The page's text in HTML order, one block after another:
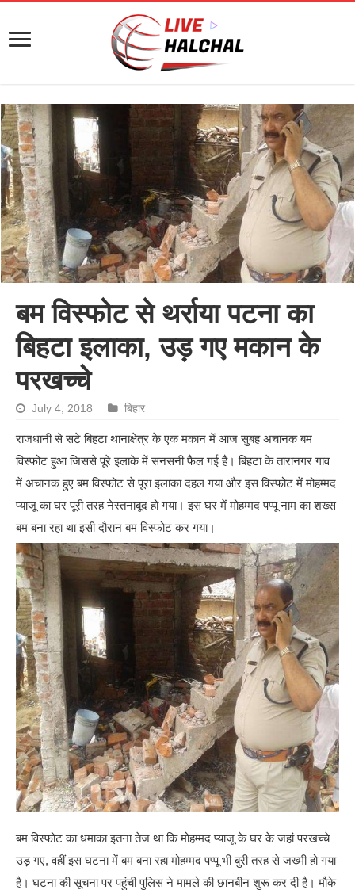
बम विस्फोट से थर्राया पटना का
बिहटा इलाका, उड़ गए मकान के
परखच्चे
July 4, 2018 बिहार
राजधानी से सटे बिहटा थानाक्षेत्र के एक मकान में आज सुबह अचानक बम
विस्फोट हुआ जिससे पूरे इलाके में सनसनी फैल गई है। बिहटा के तारानगर गांव
में अचानक हुए बम विस्फोट से पूरा इलाका दहल गया और इस विस्फोट में मोहम्मद
प्याजू का घर पूरी तरह नेस्तनाबूद हो गया। इस घर में मोहम्मद पप्पू नाम का शख्स
बम बना रहा था इसी दौरान बम विस्फोट कर गया।
बम विस्फोट का धमाका इतना तेज था कि मोहम्मद प्याजू के घर के जहां परखच्चे
उड़ गए, वहीं इस घटना में बम बना रहा मोहम्मद पप्पू भी बुरी तरह से जख्मी हो गया
है। घटना की सूचना पर पहुंची पुलिस ने मामले की छानबीन शुरू कर दी है। मौके